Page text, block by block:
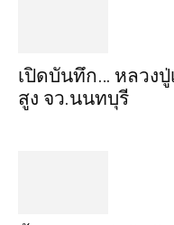
เปิดบันทึก… หลวง
สูง​ จว.นนทบุรี